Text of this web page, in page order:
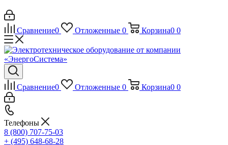
Сравнение0 Отложенные 0 Корзина0 0
Сравнение0 Отложенные 0 Корзина0 0
Телефоны
8 (800) 707-75-03
+ (495) 648-68-28